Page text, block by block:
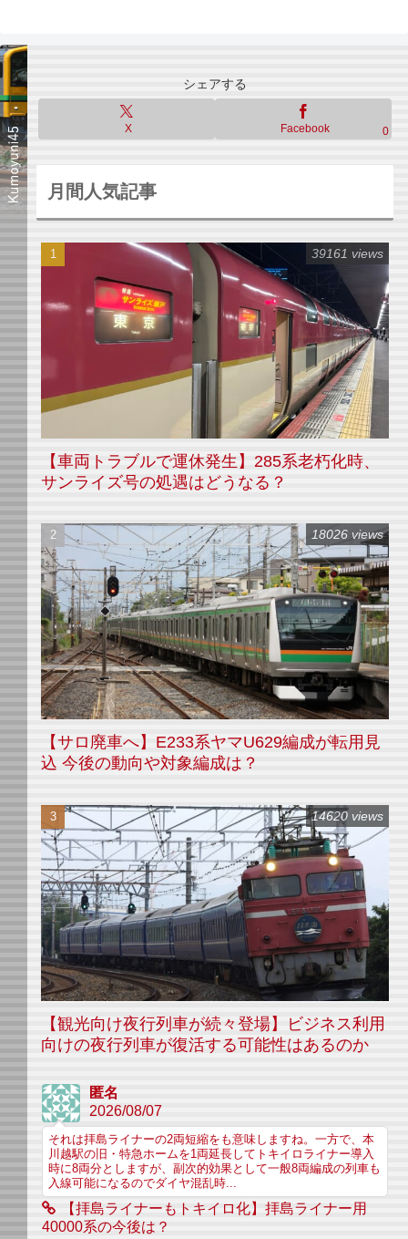
シェアする
X Facebook 0
月間人気記事
【車両トラブルで運休発生】285系老朽化時、
サンライズ号の処遇はどうなる？
39161 views
【サロ廃車へ】E233系ヤマU629編成が転用見
込 今後の動向や対象編成は？
18026 views
【観光向け夜行列車が続々登場】ビジネス利用
向けの夜行列車が復活する可能性はあるのか
14620 views
匿名
2026/08/07
それは拝島ライナーの2両短縮をも意味しますね。一方で、本
川越駅の旧・特急ホームを1両延長してトキイロライナー導入
時に8両分としますが、副次的効果として一般8両編成の列車も
入線可能になるのでダイヤ混乱時...
【拝島ライナーもトキイロ化】拝島ライナー用
40000系の今後は？